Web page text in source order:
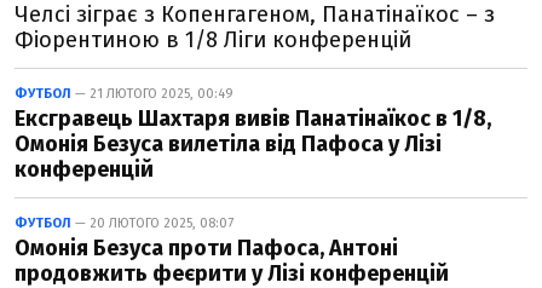
Челсі зіграє з Копенгагеном, Панатінаїкос – з
Фіорентиною в 1/8 Ліги конференцій
ФУТБОЛ — 21 ЛЮТОГО 2025, 00:49
Ексгравець Шахтаря вивів Панатінаїкос в 1/8,
Омонія Безуса вилетіла від Пафоса у Лізі
конференцій
ФУТБОЛ — 20 ЛЮТОГО 2025, 08:07
Омонія Безуса проти Пафоса, Антоні
продовжить феєрити у Лізі конференцій